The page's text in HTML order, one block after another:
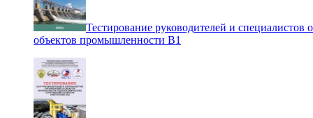
Тестирование руководителей и специалистов
объектов промышленности В1